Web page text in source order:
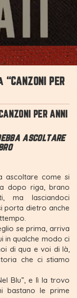
“CANZONI PER
PER ANNI
ascoltare
ascoltare come si
dopo riga, brano
ma lasciandoci
porta dietro anche
se prima, arriva
in qualche modo ci
di qua e voi di là,
che ci stiamo
Blu”, e lì la trovo
bastano le prime